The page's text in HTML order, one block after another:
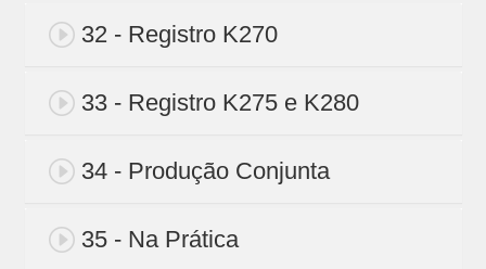
32 - Registro K270
33 - Registro K275 e K280
34 - Produção Conjunta
35 - Na Prática